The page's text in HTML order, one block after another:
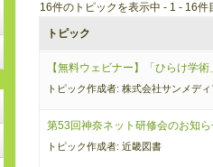
16件のトピックを表示中 - 1 - 16件
トピック
【無料ウェビナー】「ひらけ学
トピック作成者: 株式会社サンメディ
第53回神奈ネット研修会のお知
トピック作成者: 近畿図書